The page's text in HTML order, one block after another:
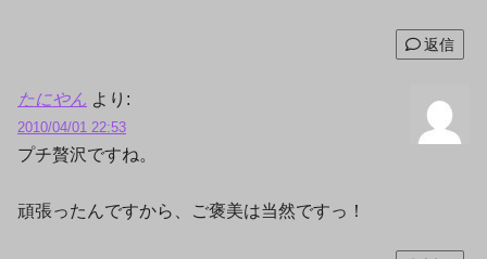
返信
たにやん より:
2010/04/01 22:53
プチ贅沢ですね。
頑張ったんですから、ご褒美は当然ですっ！